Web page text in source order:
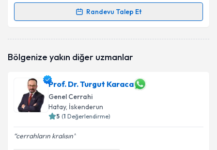
Randevu Talep Et
Randevu Takvimi Talebi
talebi oluşturun. Size bu uzmandan randevu almanız
bilgilendireceğiz.
E-posta Adresiniz
Bölgenize yakın diğer uzmanlar
Prof. Dr. Turgut Karaca
Genel Cerrahi
Hatay, İskenderun
5 (1 Değerlendirme)
cerrahların kralısın